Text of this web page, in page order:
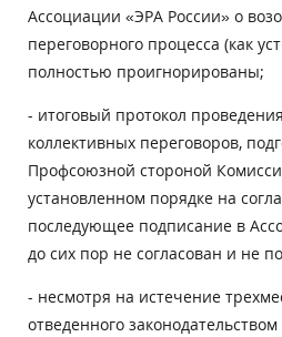
Ассоциации «ЭРА России» о
переговорного процесса (как
полностью проигнорированы;
- итоговый протокол
коллективных переговоров,
Профсоюзной стороной
установленном порядке на
последующее подписание в
до сих пор не согласован и не
- несмотря на истечение
отведенного